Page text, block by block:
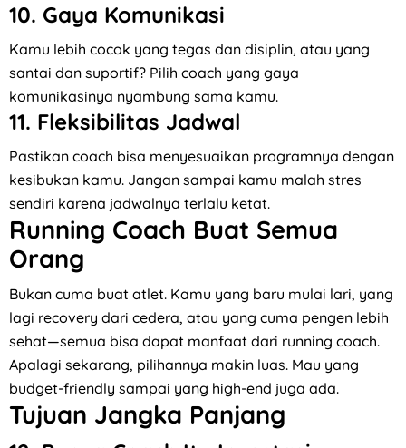
10. Gaya Komunikasi
Kamu lebih cocok yang tegas dan disiplin, atau yang
santai dan suportif? Pilih coach yang gaya
komunikasinya nyambung sama kamu.
11. Fleksibilitas Jadwal
Pastikan coach bisa menyesuaikan programnya dengan
kesibukan kamu. Jangan sampai kamu malah stres
sendiri karena jadwalnya terlalu ketat.
Running Coach Buat Semua
Orang
Bukan cuma buat atlet. Kamu yang baru mulai lari, yang
lagi recovery dari cedera, atau yang cuma pengen lebih
sehat—semua bisa dapat manfaat dari running coach.
Apalagi sekarang, pilihannya makin luas. Mau yang
budget-friendly sampai yang high-end juga ada.
Tujuan Jangka Panjang